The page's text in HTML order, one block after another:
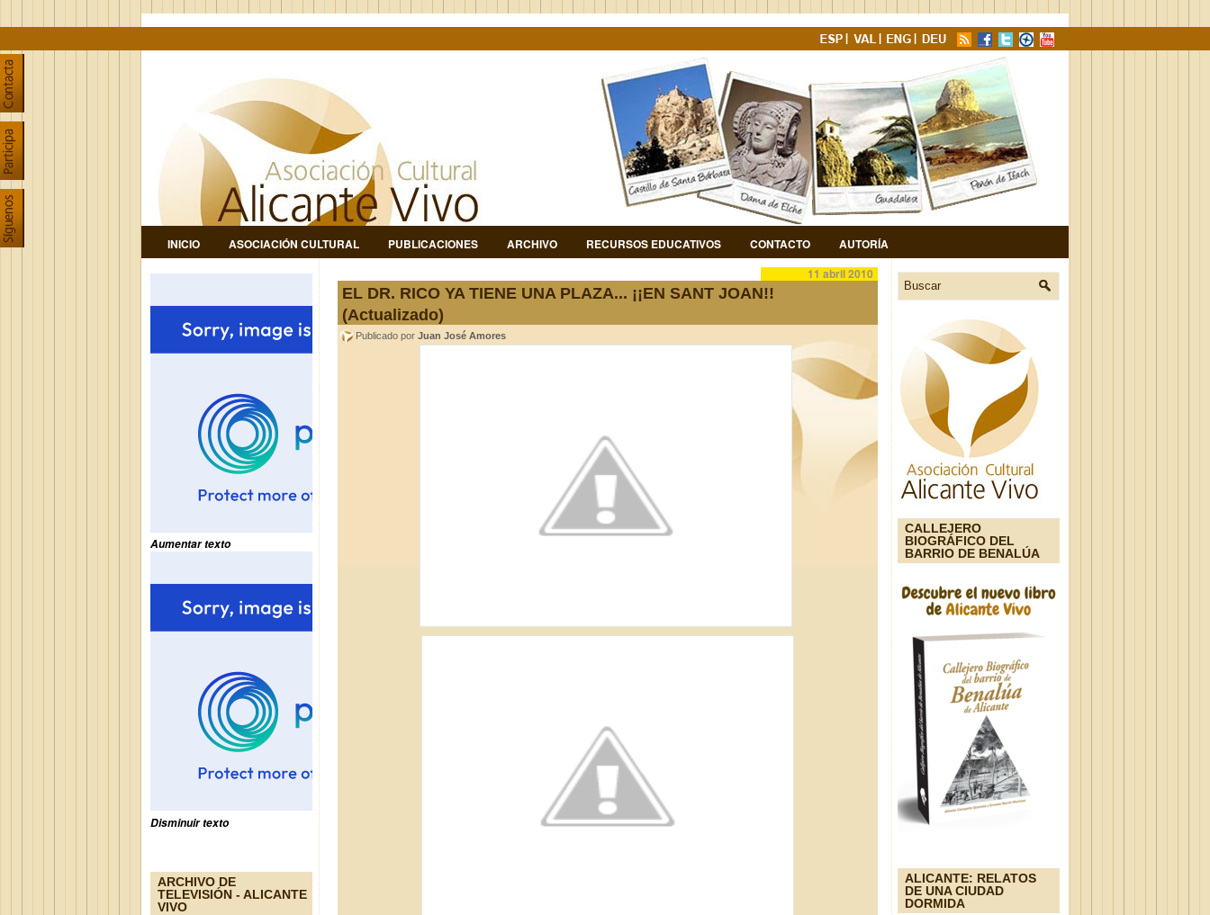
INICIO ASOCIACIÓN CULTURAL PUBLICACIONES ARCHIVO RECURSOS EDUCATIVOS CONTACTO AUTORÍA
Aumentar texto
Disminuir texto
ARCHIVO DE
TELEVISIÓN - ALICANTE
VIVO
11 abril 2010
EL DR. RICO YA TIENE UNA PLAZA... ¡¡EN SANT JOAN!!
(Actualizado)
Publicado por Juan José Amores
CALLEJERO
BIOGRÁFICO DEL
BARRIO DE BENALÚA
ALICANTE: RELATOS
DE UNA CIUDAD
DORMIDA